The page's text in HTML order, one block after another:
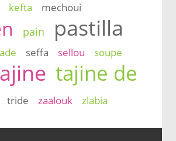
kefta mechoui
pain pastilla
seffa sellou soupe
tajine de
tride zaalouk zlabia